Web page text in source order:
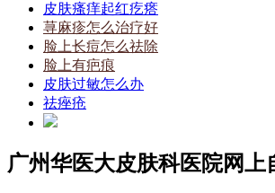
皮肤瘙痒起红疙瘩
荨麻疹怎么治疗好
脸上长痘怎么祛除
脸上有疤痕
皮肤过敏怎么办
祛痤疮
广州华医大皮肤科医院网上